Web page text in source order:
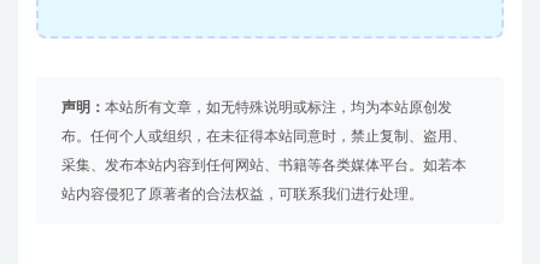
声明： 本站所有文章，如无特殊说明或标注，均为本站原创发
布。任何个人或组织，在未征得本站同意时，禁止复制、盗用、
采集、发布本站内容到任何网站、书籍等各类媒体平台。如若本
站内容侵犯了原著者的合法权益，可联系我们进行处理。